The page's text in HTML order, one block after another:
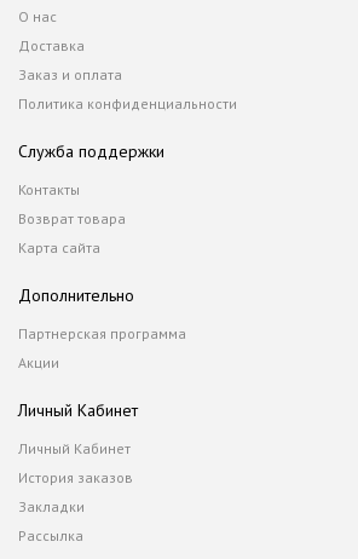
О нас
Доставка
Заказ и оплата
Политика конфиденциальности
Служба поддержки
Контакты
Возврат товара
Карта сайта
Дополнительно
Партнерская программа
Акции
Личный Кабинет
Личный Кабинет
История заказов
Закладки
Рассылка